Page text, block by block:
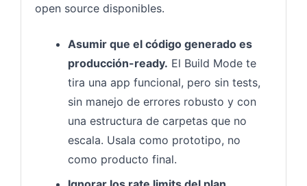
open source disponibles.
Asumir que el código generado es
producción-ready. El Build Mode te
tira una app funcional, pero sin tests,
sin manejo de errores robusto y con
una estructura de carpetas que no
escala. Usala como prototipo, no
como producto final.